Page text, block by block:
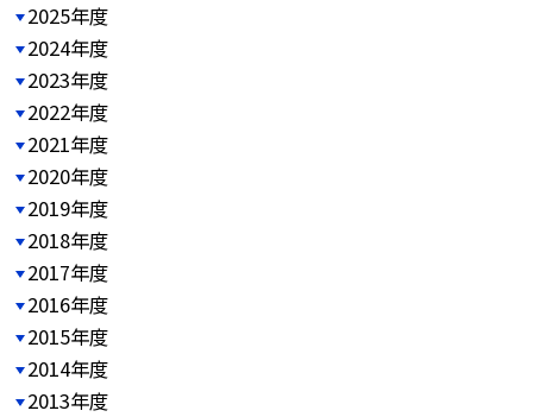
2025年度
2024年度
2023年度
2022年度
2021年度
2020年度
2019年度
2018年度
2017年度
2016年度
2015年度
2014年度
2013年度